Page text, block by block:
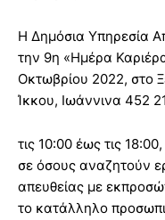
Η Δημόσια Υπηρεσία
την 9η «Ημέρα
Οκτωβρίου 2022, στο
Ίκκου, Ιωάννινα 452
τις 10:00 έως τις
σε όσους αναζητούν
απευθείας με
το κατάλληλο